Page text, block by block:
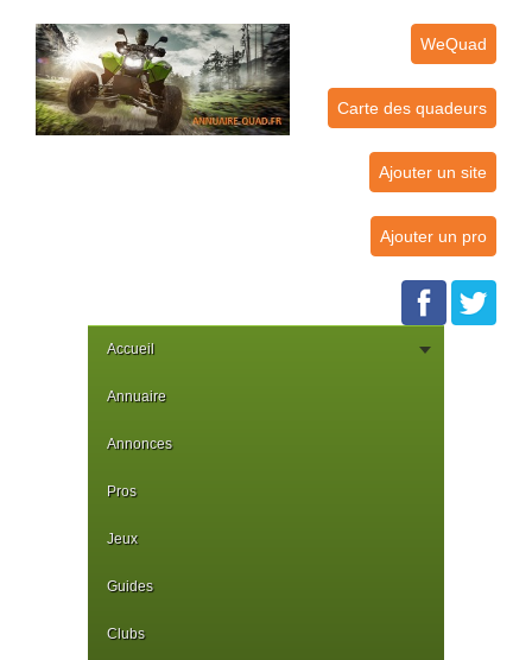
WeQuad
Carte des quadeurs
Ajouter un site
Ajouter un pro
Accueil
Annuaire
Annonces
Pros
Jeux
Guides
Clubs